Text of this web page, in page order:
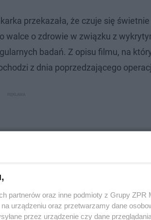
przekazała, że czuje się
walce o zdrowie w związku z
badań. Z opisu filmu, na
z dnia poprzedzającego
partnerów oraz inne podmioty z Grupy ZPR
urządzeniu oraz przetwarzamy dane
przez urządzenie czy dane